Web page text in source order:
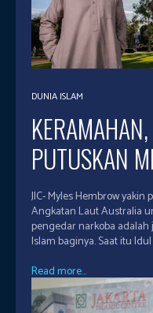
DUNIA ISLAM
PUTUSKAN
JIC- Myles Hembrow
Angkatan Laut Australia
pengedar narkoba
Islam baginya.
Read more...